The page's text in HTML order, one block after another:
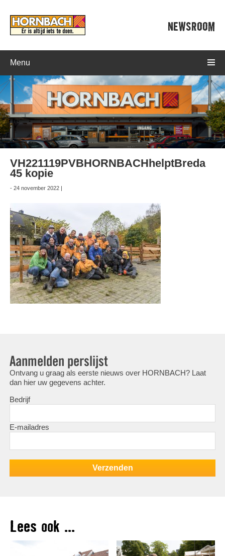
NEWSROOM
Menu
VH221119PVBHORNBACHhelptBreda
45 kopie
- 24 november 2022 |
Aanmelden perslijst
Ontvang u graag als eerste nieuws over HORNBACH? Laat
dan hier uw gegevens achter.
Bedrijf
E-mailadres
Lees ook ...